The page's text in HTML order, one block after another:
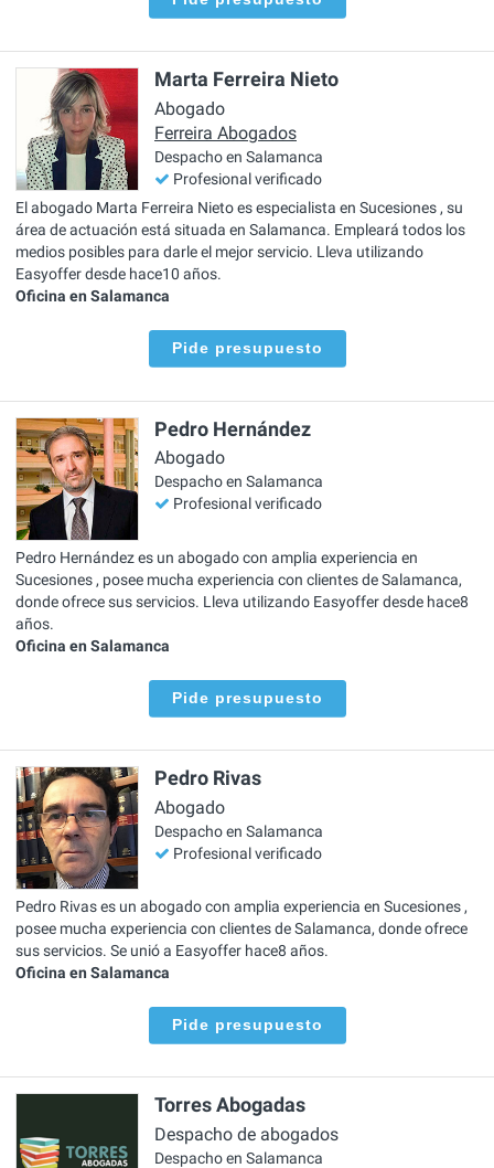
Marta Ferreira Nieto
Abogado
Ferreira Abogados
Despacho en Salamanca
Profesional verificado
El abogado Marta Ferreira Nieto es especialista en Sucesiones , su
área de actuación está situada en Salamanca. Empleará todos los
medios posibles para darle el mejor servicio. Lleva utilizando
Easyoffer desde hace10 años.
Oficina en Salamanca
Pide presupuesto
Pedro Hernández
Abogado
Despacho en Salamanca
Profesional verificado
Pedro Hernández es un abogado con amplia experiencia en
Sucesiones , posee mucha experiencia con clientes de Salamanca,
donde ofrece sus servicios. Lleva utilizando Easyoffer desde hace8
años.
Oficina en Salamanca
Pide presupuesto
Pedro Rivas
Abogado
Despacho en Salamanca
Profesional verificado
Pedro Rivas es un abogado con amplia experiencia en Sucesiones ,
posee mucha experiencia con clientes de Salamanca, donde ofrece
sus servicios. Se unió a Easyoffer hace8 años.
Oficina en Salamanca
Pide presupuesto
Torres Abogadas
Despacho de abogados
Despacho en Salamanca